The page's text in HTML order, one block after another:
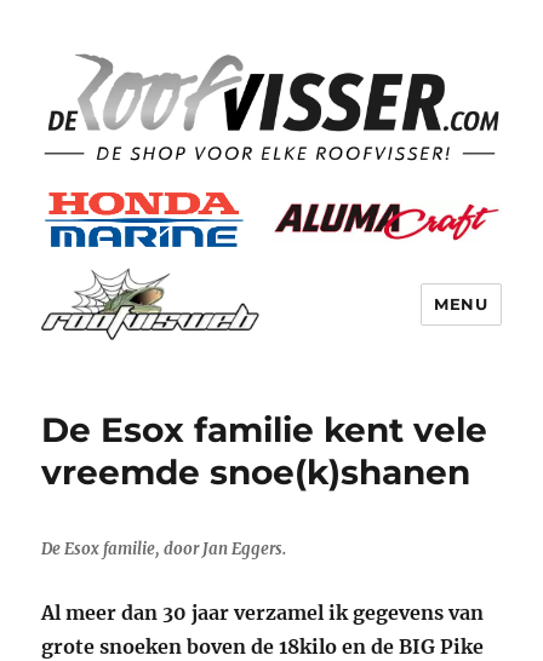
MENU
De Esox familie kent vele
vreemde snoe(k)shanen
De Esox familie, door Jan Eggers.
Al meer dan 30 jaar verzamel ik gegevens van
grote snoeken boven de 18kilo en de BIG Pike